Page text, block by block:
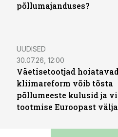
põllumajanduses?
UUDISED
30.07.26, 12:00
Väetisetootjad
kliimareform võib tõsta
põllumeeste kulusid ja
tootmise Euroopast välja